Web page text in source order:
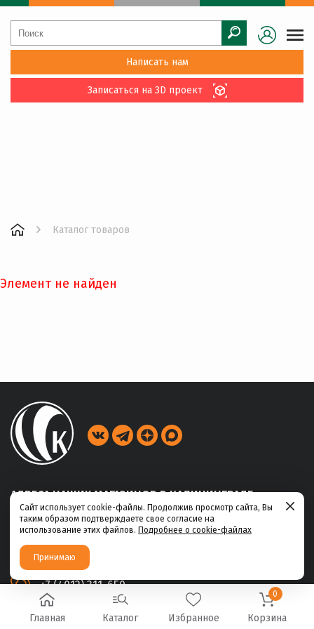
Написать нам
Записаться на 3D проект
Каталог товаров
Элемент не найден
АДРЕСА НАШИХ МАГАЗИНОВ В КАЛИНИНГРАДЕ
ул. Габайдулина, 39
+7 (4012) 311-456
ул. Ю.Маточкина, 2а
+7 (4012) 311-650
Главная Каталог Избранное
0
Корзина
Сайт использует cookie-файлы. Продолжив просмотр сайта, Вы
таким образом подтверждаете свое согласие на
использование этих файлов. Подробнее о cookie-файлах
Принимаю